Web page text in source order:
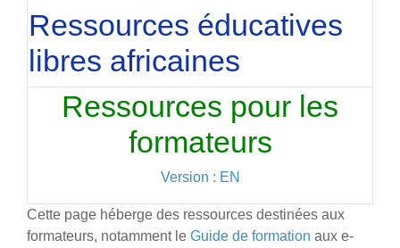
Ressources éducatives
libres africaines
Ressources pour les
formateurs
Version : EN
Cette page héberge des ressources destinées aux
formateurs, notamment le Guide de formation aux e-